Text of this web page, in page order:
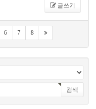
글쓰기
6 7 8
검색